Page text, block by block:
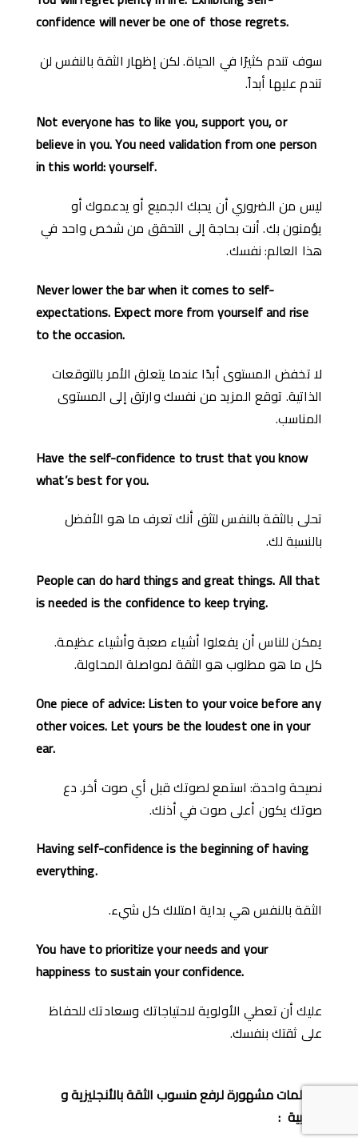
confidence will never be one of those regrets.
سوف تندم كثيرًا في الحياة. لكن إظهار الثقة بالنفس لن
تندم عليها أبداً.
Not everyone has to like you, support you, or
believe in you. You need validation from one person
in this world: yourself.
ليس من الضروري أن يحبك الجميع أو يدعموك أو
يؤمنون بك. أنت بحاجة إلى التحقق من شخص واحد في
هذا العالم: نفسك.
Never lower the bar when it comes to self-
expectations. Expect more from yourself and rise
to the occasion.
لا تخفض المستوى أبدًا عندما يتعلق الأمر بالتوقعات
الذاتية. توقع المزيد من نفسك وارتق إلى المستوى
المناسب.
Have the self-confidence to trust that you know
what’s best for you.
تحلى بالثقة بالنفس لتثق أنك تعرف ما هو الأفضل
بالنسبة لك.
People can do hard things and great things. All that
is needed is the confidence to keep trying.
يمكن للناس أن يفعلوا أشياء صعبة وأشياء عظيمة.
كل ما هو مطلوب هو الثقة لمواصلة المحاولة.
One piece of advice: Listen to your voice before any
other voices. Let yours be the loudest one in your
ear.
نصيحة واحدة: استمع لصوتك قبل أي صوت أخر. دع
صوتك يكون أعلى صوت في أذنك.
Having self-confidence is the beginning of having
everything.
الثقة بالنفس هي بداية امتلاك كل شيء.
You have to prioritize your needs and your
happiness to sustain your confidence.
عليك أن تعطي الأولوية لاحتياجاتك وسعادتك للحفاظ
على ثقتك بنفسك.
كلمات مشهورة لرفع منسوب الثقةباﻷنجليزية و
العربية :